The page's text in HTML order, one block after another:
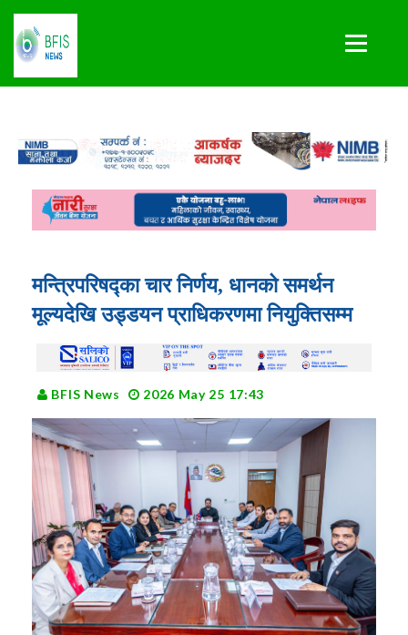
मन्त्रिपरिषद्का चार निर्णय, धानको समर्थन
मूल्यदेखि उड्डयन प्राधिकरणमा नियुक्तिसम्म
BFIS News 2026 May 25 17:43